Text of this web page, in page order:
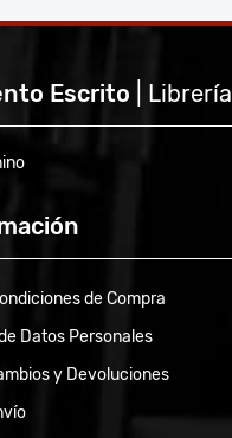
Escrito | Librería
de Compra
Datos Personales
y Devoluciones